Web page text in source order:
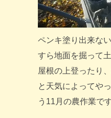
ペンキ塗り出来な
すら地面を掘って
屋根の上登ったり
と天気によってや
う11月の農作業で